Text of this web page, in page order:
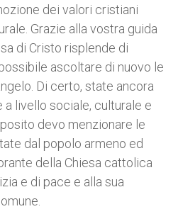
dei valori cristiani
Grazie alla vostra guida
di Cristo risplende di
ascoltare di nuovo le
Di certo, state ancora
livello sociale, culturale e
devo menzionare le
dal popolo armeno ed
della Chiesa cattolica
e di pace e alla sua